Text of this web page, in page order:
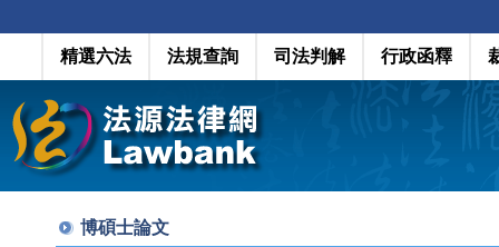
精選六法 法規查詢 司法判解 行政函釋
博碩士論文